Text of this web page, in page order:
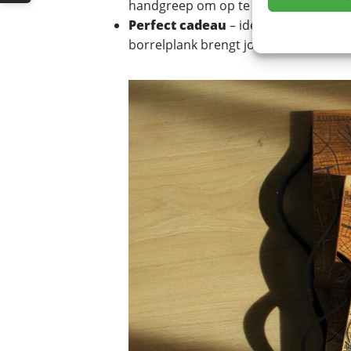
handgreep om op te hangen.
Perfect cadeau – ideaal als
borrelplank brengt jouw